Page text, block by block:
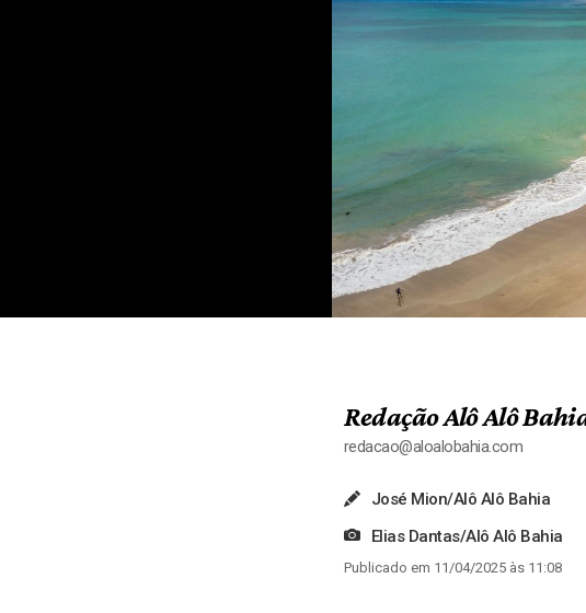
Redação Alô Alô
redacao@aloalobahia.com
José Mion/Alô Alô Bahia
Elias Dantas/Alô Alô Bahia
Publicado em 11/04/2025 às 11:08